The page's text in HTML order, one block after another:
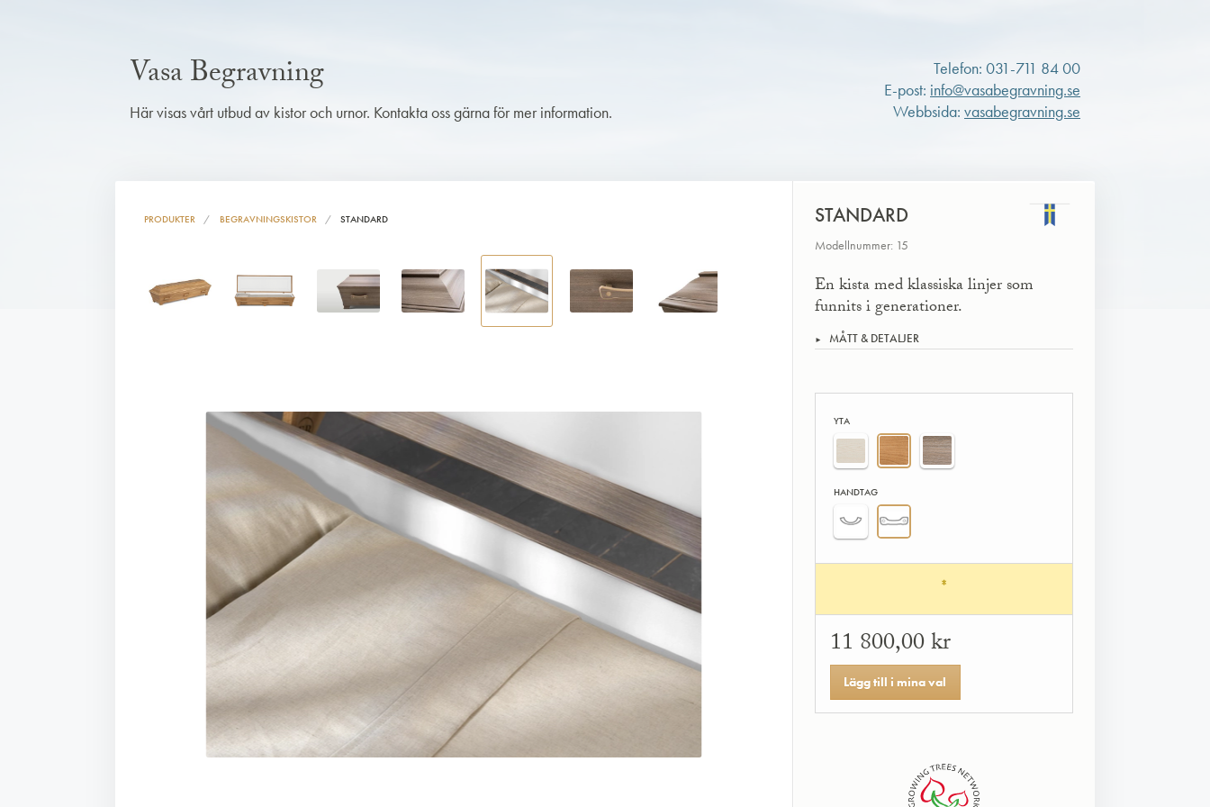
Vasa Begravning
Här visas vårt utbud av kistor och urnor. Kontakta oss gärna för mer information.
Telefon: 031-711 84 00
E-post: info@vasabegravning.se
Webbsida: vasabegravning.se
PRODUKTER BEGRAVNINGSKISTOR STANDARD STANDARD
Modellnummer: 15
En kista med klassiska linjer som
funnits i generationer.
MÅTT & DETALJER
YTA
HANDTAG
*
11 800,00 kr
Lägg till i mina val